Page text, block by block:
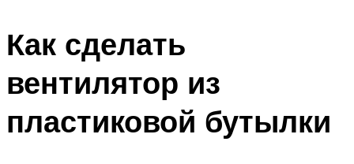
Как сделать
вентилятор из
пластиковой бутылки